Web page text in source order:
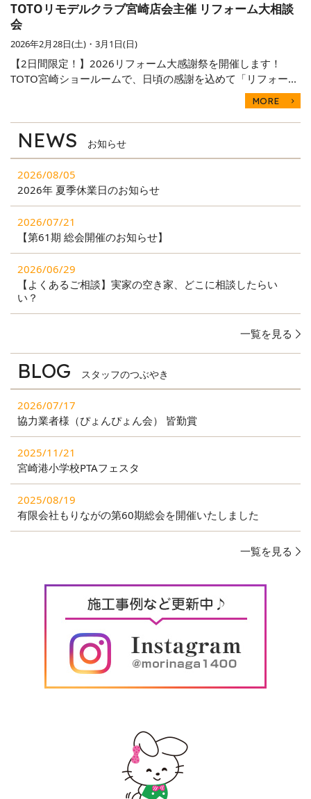
TOTOリモデルクラブ宮崎店会主催 リフォーム大相談
会
2026年2月28日(土)・3月1日(日)
【2日間限定！】2026リフォーム大感謝祭を開催します！
TOTO宮崎ショールームで、日頃の感謝を込めて「リフォー...
MORE
NEWS お知らせ
2026/08/05
2026年 夏季休業日のお知らせ
2026/07/21
【第61期 総会開催のお知らせ】
2026/06/29
【よくあるご相談】実家の空き家、どこに相談したらい
い？
一覧を見る
BLOG スタッフのつぶやき
2026/07/17
協力業者様（ぴょんぴょん会） 皆勤賞
2025/11/21
宮崎港小学校PTAフェスタ
2025/08/19
有限会社もりながの第60期総会を開催いたしました
一覧を見る